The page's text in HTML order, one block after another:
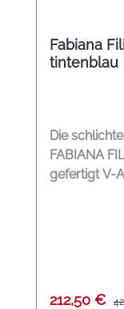
Fabiana
tintenblau
Die
FABIANA
gefertigt V-Ausschnitt mit Kragen
212,50 €